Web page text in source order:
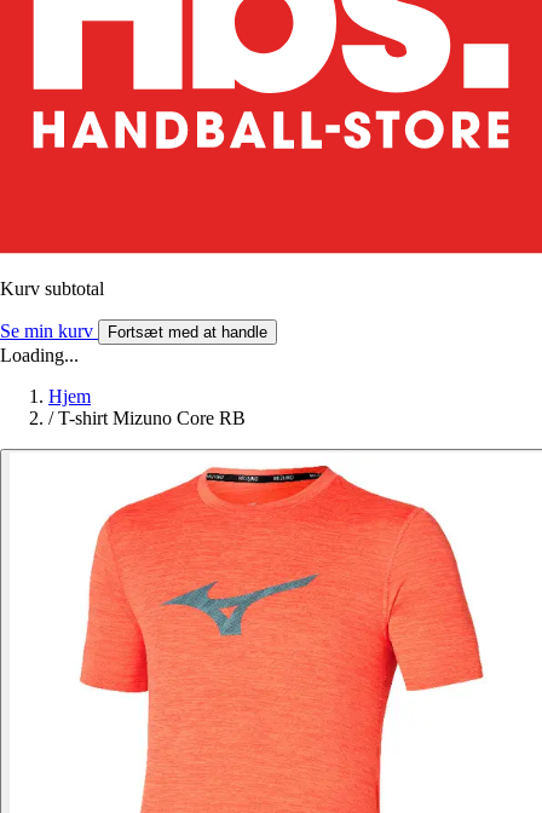
Kurv subtotal
Se min kurv Fortsæt med at handle
Loading...
Hjem
/ T-shirt Mizuno Core RB